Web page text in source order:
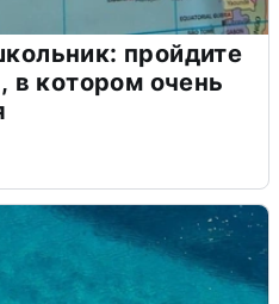
пройдите
в котором очень